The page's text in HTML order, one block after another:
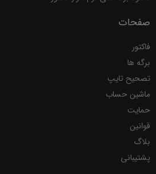
صفحات
فاکتور
برگه ها
تصحیح تایپ
ماشین حساب
حمایت
قوانین
بلاگ
پشتیبانی